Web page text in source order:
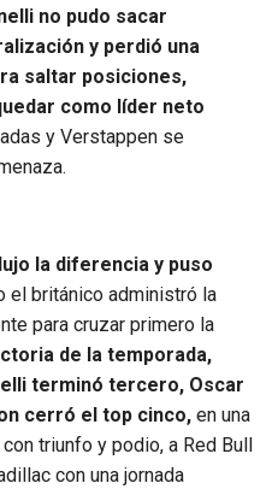
no pudo sacar
y perdió una
saltar posiciones,
como líder neto
y Verstappen se
la diferencia y puso
el británico administró la
para cruzar primero la
de la temporada,
terminó tercero, Oscar
cerró el top cinco, en una
triunfo y podio, a Red Bull
con una jornada